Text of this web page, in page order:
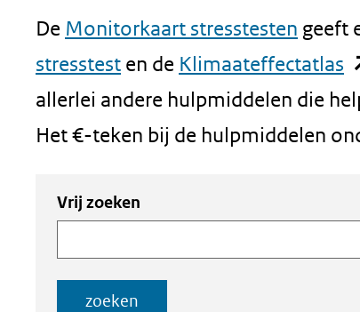
De Monitorkaart stresstesten geeft
stresstest en de Klimaateffectatlas
in
allerlei andere hulpmiddelen die
Het €-teken bij de hulpmiddelen
Zoeken
in
de
index
Zoeken
de
index
Vrij zoeken
zoeken